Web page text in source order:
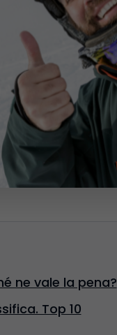
ne vale la pena?
Top 10